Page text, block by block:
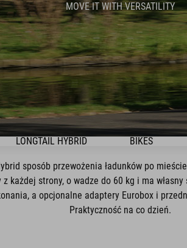
MOVE IT WITH VERSATILITY
LONGTAIL HYBRID BIKES
sposób przewożenia ładunków po
każdej strony, o wadze do 60 kg i ma
a opcjonalne adaptery Eurobox i
Praktyczność na co dzień.